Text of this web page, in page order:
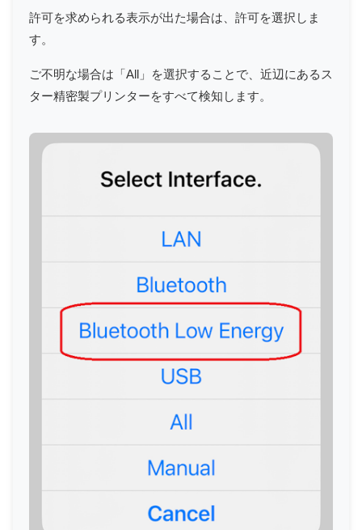
許可を求められる表示が出た場合は、許可を選択しま
す。
ご不明な場合は「All」を選択することで、近辺にあるス
ター精密製プリンターをすべて検知します。